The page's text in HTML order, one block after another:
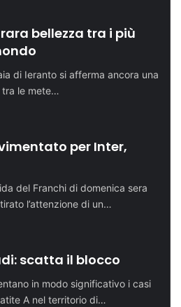
bellezza tra i più
di Ieranto si afferma ancora una
tra le mete…
per Inter,
del Franchi di domenica sera
l’attenzione di un…
scatta il blocco
in modo significativo i casi
A nel territorio di…